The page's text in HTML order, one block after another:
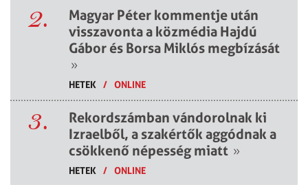
2.
Magyar Péter kommentje után
visszavonta a közmédia Hajdú
Gábor és Borsa Miklós megbízását
»
HETEK / ONLINE
3.
Rekordszámban vándorolnak ki
Izraelből, a szakértők aggódnak a
csökkenő népesség miatt »
HETEK / ONLINE